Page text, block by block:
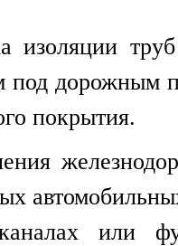
изоляции
под дорожным
покрытия.
или